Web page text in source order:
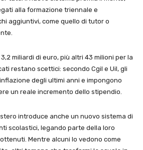
alla formazione triennale e
aggiuntivi, come quello di tutor o
miliardi di euro, più altri 43 milioni per la
restano scettici: secondo Cgil e Uil, gli
degli ultimi anni e impongono
un reale incremento dello stipendio.
introduce anche un nuovo sistema di
scolastici, legando parte della loro
Mentre alcuni lo vedono come